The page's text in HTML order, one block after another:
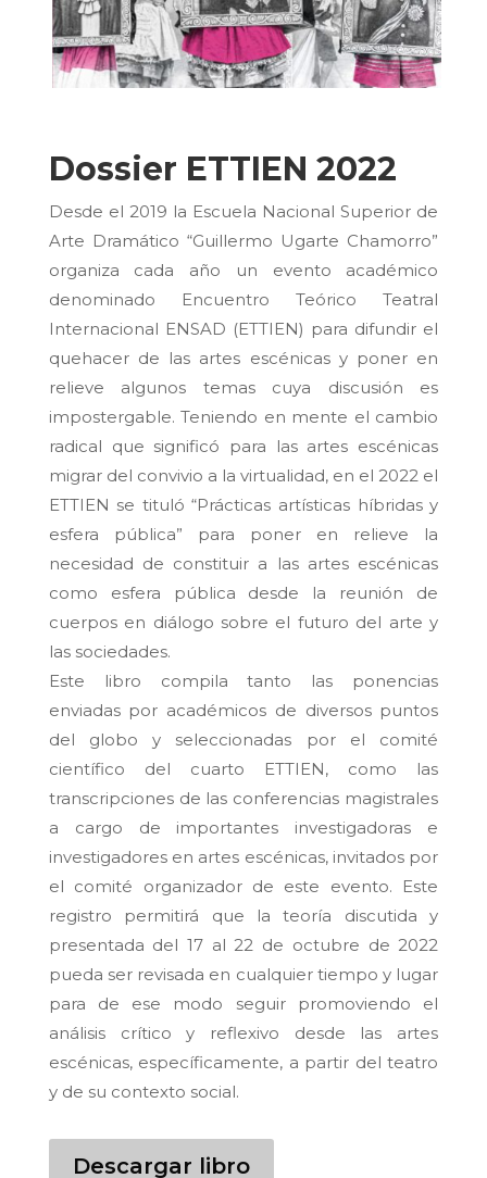
Dossier ETTIEN 2022
Desde el 2019 la Escuela Nacional Superior de
Arte Dramático “Guillermo Ugarte Chamorro”
organiza cada año un evento académico
denominado Encuentro Teórico Teatral
Internacional ENSAD (ETTIEN) para difundir el
quehacer de las artes escénicas y poner en
relieve algunos temas cuya discusión es
impostergable. Teniendo en mente el cambio
radical que significó para las artes escénicas
migrar del convivio a la virtualidad, en el 2022 el
ETTIEN se tituló “Prácticas artísticas híbridas y
esfera pública” para poner en relieve la
necesidad de constituir a las artes escénicas
como esfera pública desde la reunión de
cuerpos en diálogo sobre el futuro del arte y
las sociedades.
Este libro compila tanto las ponencias
enviadas por académicos de diversos puntos
del globo y seleccionadas por el comité
científico del cuarto ETTIEN, como las
transcripciones de las conferencias magistrales
a cargo de importantes investigadoras e
investigadores en artes escénicas, invitados por
el comité organizador de este evento. Este
registro permitirá que la teoría discutida y
presentada del 17 al 22 de octubre de 2022
pueda ser revisada en cualquier tiempo y lugar
para de ese modo seguir promoviendo el
análisis crítico y reflexivo desde las artes
escénicas, específicamente, a partir del teatro
y de su contexto social.
Descargar libro